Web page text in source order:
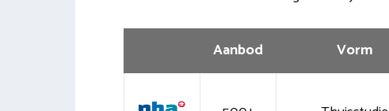
Aanbod Vorm